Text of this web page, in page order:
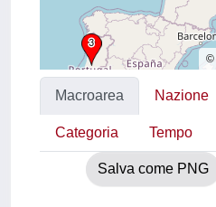
©
Macroarea Nazione
Categoria Tempo
Salva come PNG